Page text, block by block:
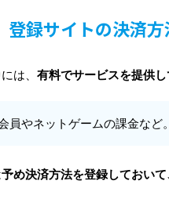
登録サイトの決済
は、 有料でサービスを提供
員やネットゲームの課金など
予め決済方法を登録しておい